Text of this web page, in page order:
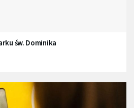
św. Dominika